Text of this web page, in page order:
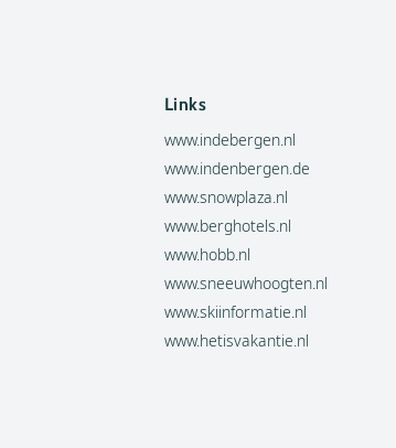
Links
www.indebergen.nl
www.indenbergen.de
www.snowplaza.nl
www.berghotels.nl
www.hobb.nl
www.sneeuwhoogten.nl
www.skiinformatie.nl
www.hetisvakantie.nl